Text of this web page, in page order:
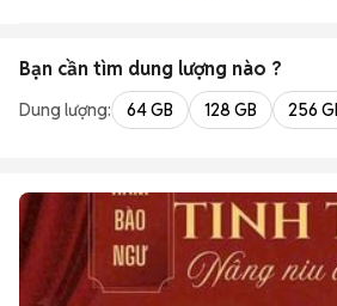
Bạn cần tìm dung lượng nào ?
Dung lượng: 64 GB 128 GB 256